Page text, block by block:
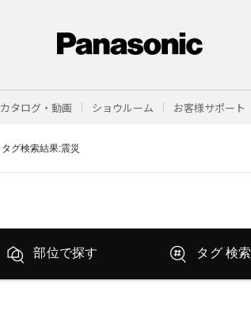
カタログ・動画 ショウルーム お客様サポート
タグ検索結果:震災
部位で探す タグ 検索